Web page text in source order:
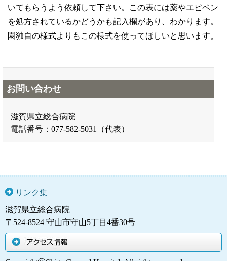
いてもらうよう依頼して下さい。この表には薬やエピペン
を処方されているかどうかも記入欄があり、わかります。
園独自の様式よりもこの様式を使ってほしいと思います。
お問い合わせ
滋賀県立総合病院
電話番号：077-582-5031（代表）
リンク集
滋賀県立総合病院
〒524-8524 守山市守山5丁目4番30号
アクセス情報